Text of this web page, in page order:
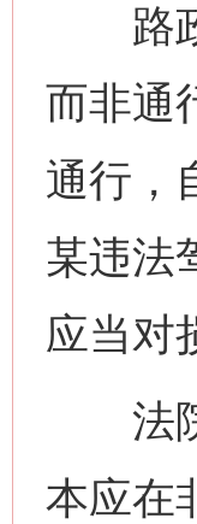
路政
而非通
通行，
某违法
应当对
法院
本应在